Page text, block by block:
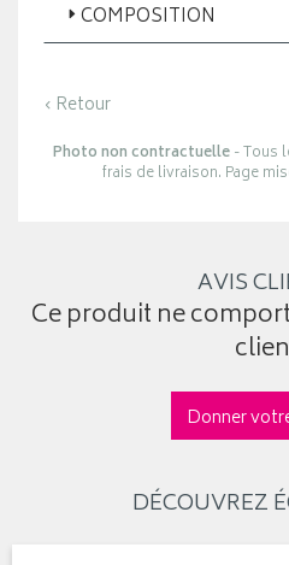
COMPOSITION
‹ Retour
Photo non contractuelle- Tous
frais de livraison. Page
AVIS
Ce produit ne
Donner
DÉCOUVREZ